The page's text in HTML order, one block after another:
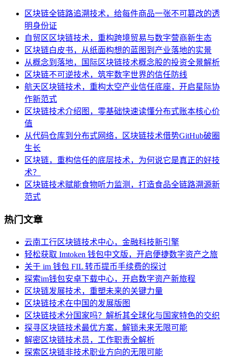
区块链全链路追溯技术，给每件商品一张不可篡改的透
明身份证
自贸区区块链技术，重构跨境贸易与数字营商新生态
区块链白皮书，从纸面构想的蓝图到产业落地的实景
从概念到落地，国际区块链技术概念股的投资全景解析
区块链不可逆技术，筑牢数字世界的信任防线
航天区块链技术，重构太空产业信任底座，开启星际协
作新范式
区块链技术介绍图，零基础快速读懂分布式账本核心价
值
从代码仓库到分布式网络，区块链技术借势GitHub破圈
生长
区块链，重构信任的底层技术，为何说它是真正的好技
术？
区块链技术赋能食物听力监测，打造食品全链路溯源新
范式
热门文章
云南工行区块链技术中心，金融科技新引擎
轻松获取 Imtoken 钱包中文版，开启便捷数字资产之旅
关于 im 钱包 FIL 转币提币手续费的探讨
探索im钱包安卓下载中心，开启数字资产新旅程
区块链发展技术，重塑未来的关键力量
区块链技术在中国的发展版图
区块链技术分国家吗？解析其全球化与国家特色的交织
探寻区块链技术最优方案，解锁未来无限可能
解密区块链技术员，工作职责全解析
探索区块链非技术职业方向的无限可能